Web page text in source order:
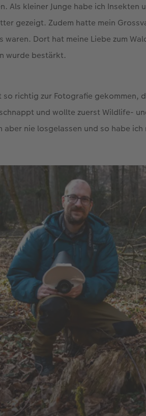
Als kleiner Junge habe ich Insekten
gezeigt. Zudem hatte mein
waren. Dort hat meine Liebe zum
wurde bestärkt.
so richtig zur Fotografie gekommen,
und wollte zuerst Wildlife-
nie losgelassen und so habe